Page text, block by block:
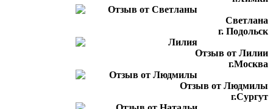
Светлана
г. Подольск
Отзыв от Лилии
г.Москва
Отзыв от Людмилы
г.Сургут